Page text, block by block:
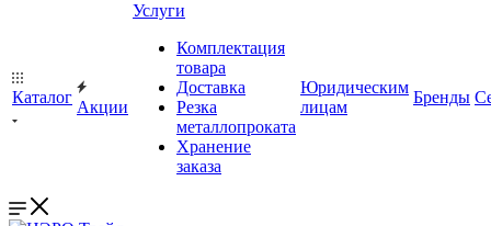
Каталог
Акции
Услуги
Комплектация
товара
Доставка
Резка
металлопроката
Хранение
заказа
Юридическим
лицам
Бренды